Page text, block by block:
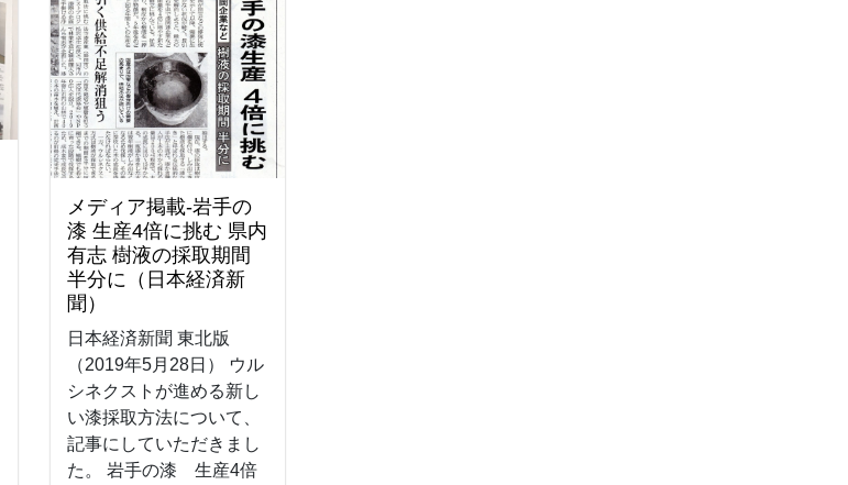
メディア掲載-岩手の
漆 生産4倍に挑む 県内
有志 樹液の採取期間
半分に（日本経済新
聞）
日本経済新聞 東北版
（2019年5月28日） ウル
シネクストが進める新し
い漆採取方法について、
記事にしていただきまし
た。 岩手の漆 生産4倍